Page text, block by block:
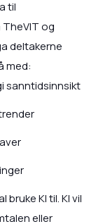
til
og
deltakerne
med:
sanntidsinnsikt
bruke KI til. KI vil
eller